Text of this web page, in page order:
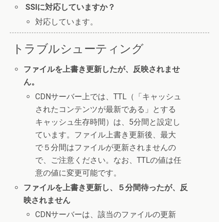
SSIに対応していますか？
対応しています。
トラブルシューティング
ファイルを上書き更新したが、反映されませ
ん。
CDNサーバー上では、TTL（「キャッシュ
されたコンテンツが最新である」とする
キャッシュ生存時間）は、5分間と設定し
ています。ファイル上書き更新後、最大
で５分間はファイルが更新されませんの
で、ご注意ください。なお、TTLの値は任
意の値に変更可能です。
ファイルを上書き更新し、５分間待ったが、反
映されません
CDNサーバーは、該当のファイルの更新